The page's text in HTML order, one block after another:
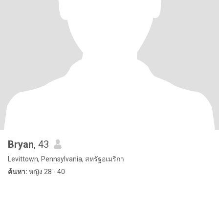
Bryan, 43
Levittown, Pennsylvania, สหรัฐอเมริกา
ค้นหา: หญิง 28 - 40